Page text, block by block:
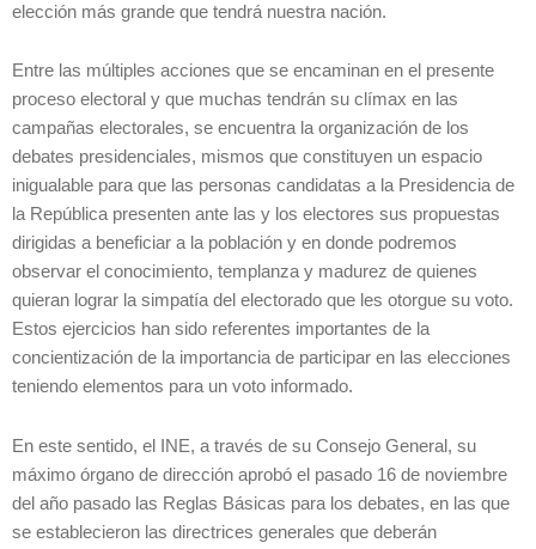
elección más grande que tendrá nuestra nación.
Entre las múltiples acciones que se encaminan en el presente
proceso electoral y que muchas tendrán su clímax en las
campañas electorales, se encuentra la organización de los
debates presidenciales, mismos que constituyen un espacio
inigualable para que las personas candidatas a la Presidencia de
la República presenten ante las y los electores sus propuestas
dirigidas a beneficiar a la población y en donde podremos
observar el conocimiento, templanza y madurez de quienes
quieran lograr la simpatía del electorado que les otorgue su voto.
Estos ejercicios han sido referentes importantes de la
concientización de la importancia de participar en las elecciones
teniendo elementos para un voto informado.
En este sentido, el INE, a través de su Consejo General, su
máximo órgano de dirección aprobó el pasado 16 de noviembre
del año pasado las Reglas Básicas para los debates, en las que
se establecieron las directrices generales que deberán